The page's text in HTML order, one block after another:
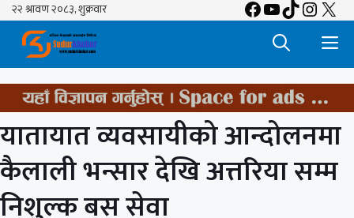
Skip
content
Facebook
YouTube
TikTok
X
यातायात व्यवसायीको आन्दोलनमा
कैलाली भन्सार देखि अत्तरिया सम्म
निशुल्क बस सेवा